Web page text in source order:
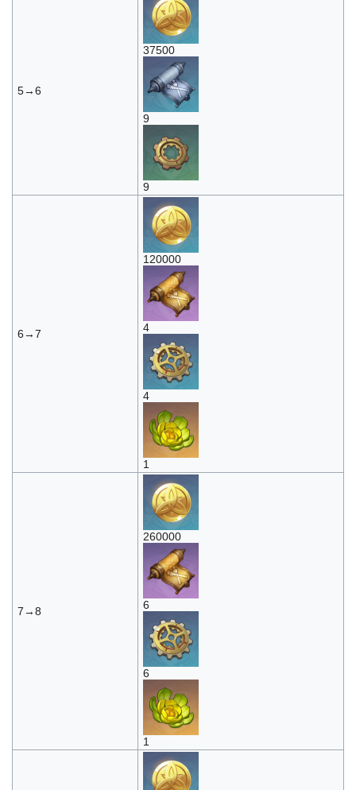
5→6
37500
9
9
6→7
120000
4
4
1
7→8
260000
6
6
1